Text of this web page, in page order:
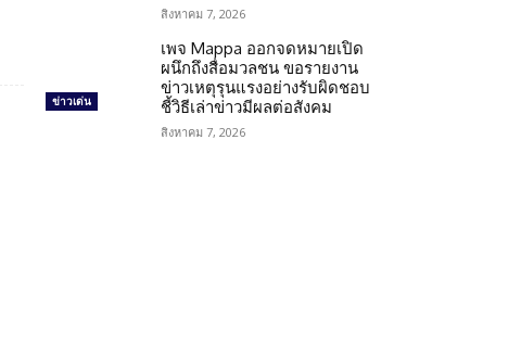
สิงหาคม 7, 2026
ข่าวเด่น
เพจ Mappa ออกจดหมายเปิด
ผนึกถึงสื่อมวลชน ขอรายงาน
ข่าวเหตุรุนแรงอย่างรับผิดชอบ
ชี้วิธีเล่าข่าวมีผลต่อสังคม
สิงหาคม 7, 2026